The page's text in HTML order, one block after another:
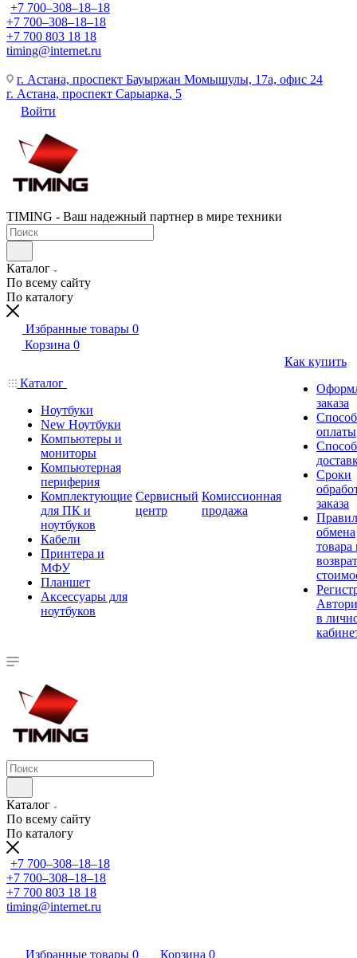
+7 700‒308‒18‒18
+7 700‒308‒18‒18
+7 700 803 18 18
timing@internet.ru
г. Астана, проспект Бауыржан Момышулы, 17а, офис 24
г. Астана, проспект Сарыарка, 5
Войти
TIMING - Ваш надежный партнер в мире техники
Каталог
По всему сайту
По каталогу
Избранные товары 0
Корзина 0
Каталог
Ноутбуки
New Ноутбуки
Компьютеры и
мониторы
Компьютерная
периферия
Комплектующие
для ПК и
ноутбуков
Кабели
Принтера и
МФУ
Планшет
Аксессуары для
ноутбуков
Сервисный
центр
Комиссионная
продажа
Как купить
заказа
оплаты
Сроки
заказа
обмена
товара
в
Каталог
По всему сайту
По каталогу
+7 700‒308‒18‒18
+7 700‒308‒18‒18
+7 700 803 18 18
timing@internet.ru
Избранные товары 0 Корзина 0